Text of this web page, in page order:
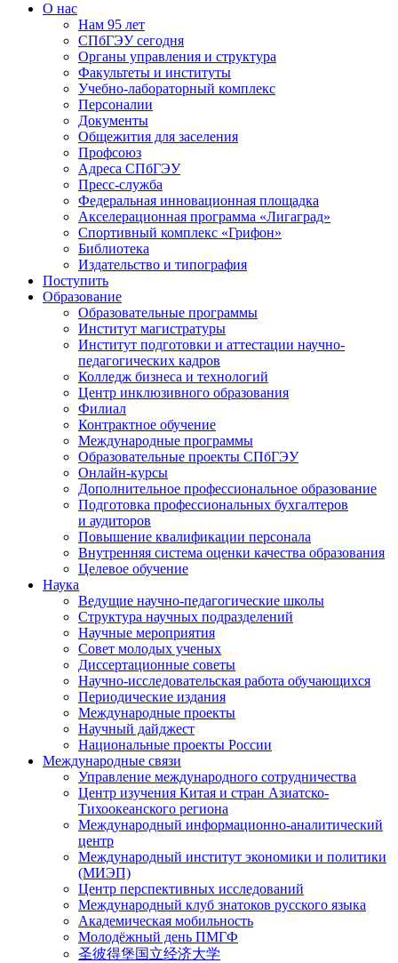
О нас
Нам 95 лет
СПбГЭУ сегодня
Органы управления и структура
Факультеты и институты
Учебно-лабораторный комплекс
Персоналии
Документы
Общежития для заселения
Профсоюз
Адреса СПбГЭУ
Пресс-служба
Федеральная инновационная площадка
Акселерационная программа «Лигаград»­­
Спортивный комплекс «Грифон»
Библиотека
Издательство и типография
Поступить
Образование
Образовательные программы
Институт магистратуры
Институт подготовки и аттестации научно-
педагогических кадров
Колледж бизнеса и технологий
Центр инклюзивного образования
Филиал
Контрактное обучение
Международные программы
Образовательные проекты СПбГЭУ
Онлайн-курсы
Дополнительное профессиональное образование
Подготовка профессиональных бухгалтеров
и аудиторов
Повышение квалификации персонала
Внутренняя система оценки качества образования
Целевое обучение
Наука
Ведущие научно-педагогические школы
Структура научных подразделений
Научные мероприятия
Совет молодых ученых
Диссертационные советы
Научно-исследовательская работа обучающихся
Периодические издания
Международные проекты
Научный дайджест
Национальные проекты России
Международные связи
Управление международного сотрудничества
Центр изучения Китая и стран Азиатско-
Тихоокеанского региона
Международный информационно-аналитический
центр
Международный институт экономики и политики
(МИЭП)
Центр перспективных исследований
Международный клуб знатоков русского языка
Академическая мобильность
Молодёжный день ПМГФ
圣彼得堡国立经济大学